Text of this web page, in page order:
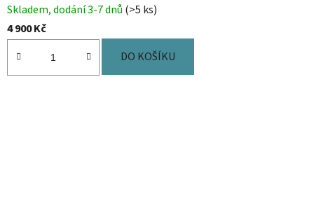
Skladem, dodání 3-7 dnů (>5 ks)
4 900 Kč
DO KOŠÍKU